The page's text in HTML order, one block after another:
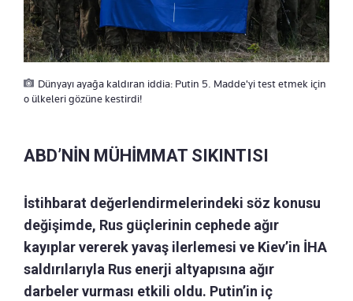
Dünyayı ayağa kaldıran iddia: Putin 5. Madde'yi test etmek için
o ülkeleri gözüne kestirdi!
ABD’NİN MÜHİMMAT SIKINTISI
İstihbarat değerlendirmelerindeki söz konusu
değişimde, Rus güçlerinin cephede ağır
kayıplar vererek yavaş ilerlemesi ve Kiev’in İHA
saldırılarıyla Rus enerji altyapısına ağır
darbeler vurması etkili oldu. Putin’in iç